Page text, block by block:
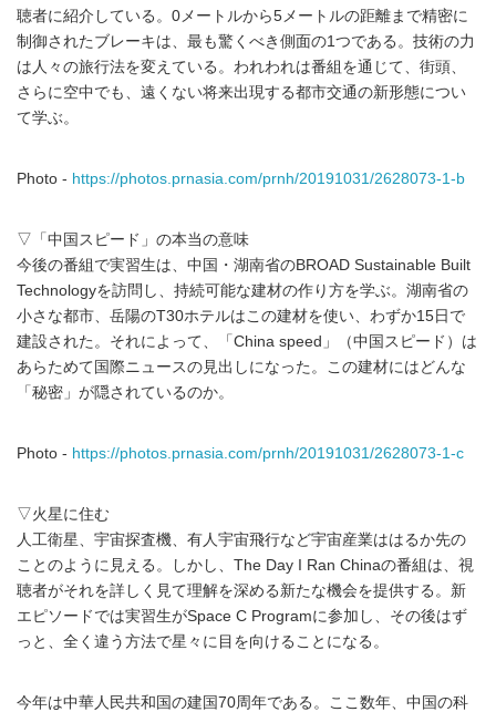
聴者に紹介している。0メートルから5メートルの距離まで精密に
制御されたブレーキは、最も驚くべき側面の1つである。技術の力
は人々の旅行法を変えている。われわれは番組を通じて、街頭、
さらに空中でも、遠くない将来出現する都市交通の新形態につい
て学ぶ。
Photo - https://photos.prnasia.com/prnh/20191031/2628073-1-b
▽「中国スピード」の本当の意味
今後の番組で実習生は、中国・湖南省のBROAD Sustainable Built
Technologyを訪問し、持続可能な建材の作り方を学ぶ。湖南省の
小さな都市、岳陽のT30ホテルはこの建材を使い、わずか15日で
建設された。それによって、「China speed」（中国スピード）は
あらためて国際ニュースの見出しになった。この建材にはどんな
「秘密」が隠されているのか。
Photo - https://photos.prnasia.com/prnh/20191031/2628073-1-c
▽火星に住む
人工衛星、宇宙探査機、有人宇宙飛行など宇宙産業ははるか先の
ことのように見える。しかし、The Day I Ran Chinaの番組は、視
聴者がそれを詳しく見て理解を深める新たな機会を提供する。新
エピソードでは実習生がSpace C Programに参加し、その後はず
っと、全く違う方法で星々に目を向けることになる。
今年は中華人民共和国の建国70周年である。ここ数年、中国の科